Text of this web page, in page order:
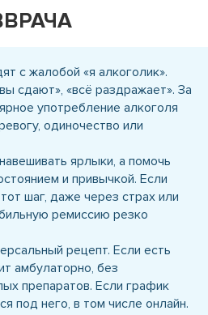
с жалобой «я алкоголик».
сдают», «всё раздражает». За
употребление алкоголя
одиночество или
ярлыки, а помочь
и привычкой. Если
шаг, даже через страх или
ремиссию резко
рецепт. Если есть
амбулаторно, без
препаратов. Если график
под него, в том числе онлайн.